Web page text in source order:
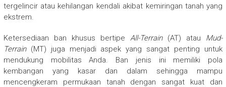
tergelincir atau kehilangan kendali akibat kemiringan tanah yang
ekstrem.
Ketersediaan ban khusus bertipeAll-Terrain(AT) atau Mud-
Terrain(MT) juga menjadi aspek yang sangat penting untuk
mendukung mobilitas Anda. Ban jenis ini memiliki pola
kembangan yang kasar dan dalam sehingga mampu
mencengkeram permukaan tanah dengan sangat kuat dan